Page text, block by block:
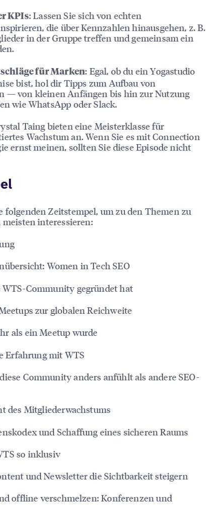
KPIs: Lassen Sie sich von echten
die über Kennzahlen hinausgehen, z. B.
in der Gruppe treffen und gemeinsam ein
für Marken: Egal, ob du ein Yogastudio
bist, hol dir Tipps zum Aufbau von
— von kleinen Anfängen bis hin zur Nutzung
wie WhatsApp oder Slack.
Taing bieten eine Meisterklasse für
Wachstum an. Wenn Sie es mit Connection
ernst meinen, sollten Sie diese Episode nicht
folgenden Zeitstempel, um zu den Themen zu
meisten interessieren:
Women in Tech SEO
WTS-Community gegründet hat
zur globalen Reichweite
als ein Meetup wurde
Erfahrung mit WTS
Community anders anfühlt als andere SEO-
des Mitgliederwachstums
und Schaffung eines sicheren Raums
so inklusiv
und Newsletter die Sichtbarkeit steigern
offline verschmelzen: Konferenzen und